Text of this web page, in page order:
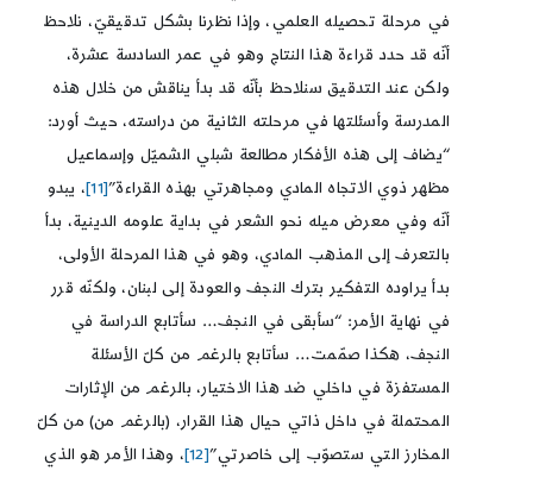
في مرحلة تحصيله العلمي، وإذا نظرنا بشكل تدقيقيّ، نلاحظ
أنّه قد حدد قراءة هذا النتاج وهو في عمر السادسة عشرة،
ولكن عند التدقيق سنلاحظ بأنّه قد بدأ يناقش من خلال هذه
المدرسة وأسئلتها في مرحلته الثانية من دراسته، حيث أورد:
“يضاف إلى هذه الأفكار مطالعة شبلي الشميّل وإسماعيل
مظهر ذوي الاتجاه المادي ومجاهرتي بهذه القراءة”[11]
، يبدو
أنّه وفي معرض ميله نحو الشعر في بداية علومه الدينية، بدأ
بالتعرف إلى المذهب المادي، وهو في هذا المرحلة الأولى،
بدأ يراوده التفكير بترك النجف والعودة إلى لبنان، ولكنّه قرر
في نهاية الأمر: “سأبقى في النجف… سأتابع الدراسة في
النجف، هكذا صمّمت… سأتابع بالرغم من كلّ الأسئلة
المستفزة في داخلي ضد هذا الاختيار، بالرغم من الإثارات
المحتملة في داخل ذاتي حيال هذا القرار، (بالرغم من) من كلّ
المخارز التي ستصوّب إلى خاصرتي”[12]
، وهذا الأمر هو الذي